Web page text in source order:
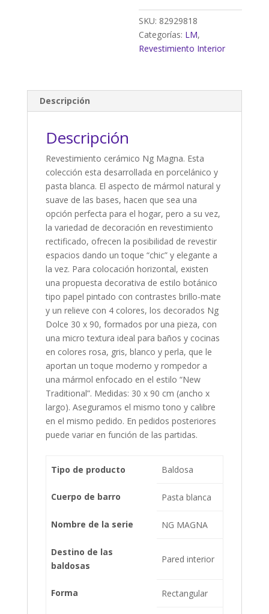
cm
(1,08m²)
cantidad
SKU: 82929818
Categorías: LM,
Revestimiento Interior
Descripción
Descripción
Revestimiento cerámico Ng Magna. Esta
colección esta desarrollada en porcelánico y
pasta blanca. El aspecto de mármol natural y
suave de las bases, hacen que sea una
opción perfecta para el hogar, pero a su vez,
la variedad de decoración en revestimiento
rectificado, ofrecen la posibilidad de revestir
espacios dando un toque “chic” y elegante a
la vez. Para colocación horizontal, existen
una propuesta decorativa de estilo botánico
tipo papel pintado con contrastes brillo-mate
y un relieve con 4 colores, los decorados Ng
Dolce 30 x 90, formados por una pieza, con
una micro textura ideal para baños y cocinas
en colores rosa, gris, blanco y perla, que le
aportan un toque moderno y rompedor a
una mármol enfocado en el estilo “New
Traditional”. Medidas: 30 x 90 cm (ancho x
largo). Aseguramos el mismo tono y calibre
en el mismo pedido. En pedidos posteriores
puede variar en función de las partidas.
Tipo de producto Baldosa
Cuerpo de barro Pasta blanca
Nombre de la serie NG MAGNA
Destino de las
baldosas
Pared interior
Forma Rectangular